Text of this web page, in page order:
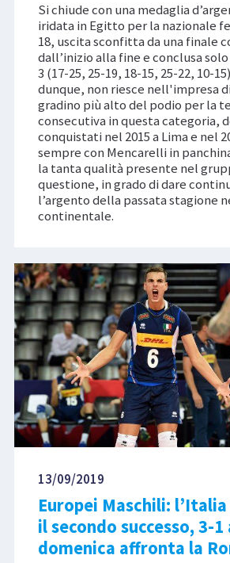
Si chiude con una medaglia
iridata in Egitto per la nazionale
18, uscita sconfitta da una finale
dall’inizio alla fine e conclusa
3 (17-25, 25-19, 18-15, 25-22, 10-
dunque, non riesce nell'impresa
gradino più alto del podio per la
consecutiva in questa categoria,
conquistati nel 2015 a Lima e nel
sempre con Mencarelli in
la tanta qualità presente nel
questione, in grado di dare
l’argento della passata stagione
continentale.
13/09/2019
Europei Maschili:
il secondo successo, 3-
domenica affronta la